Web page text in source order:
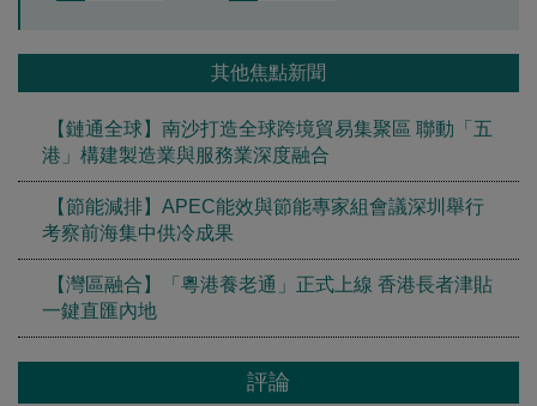
其他焦點新聞
【鏈通全球】南沙打造全球跨境貿易集聚區 聯動「五
港」構建製造業與服務業深度融合
【節能減排】APEC能效與節能專家組會議深圳舉行
考察前海集中供冷成果
【灣區融合】「粵港養老通」正式上線 香港長者津貼
一鍵直匯內地
評論